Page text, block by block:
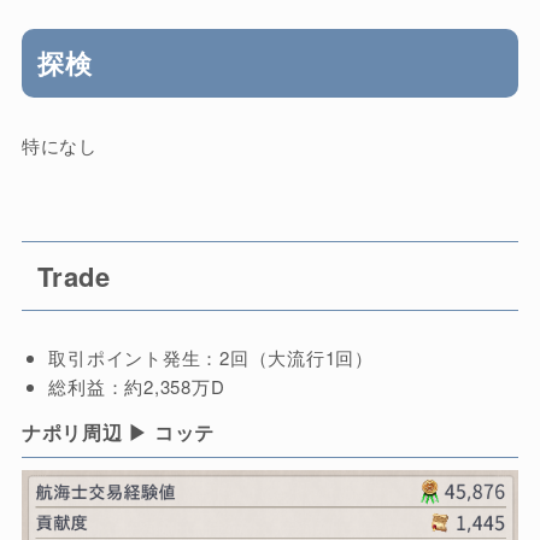
探検
特になし
Trade
取引ポイント発生：2回（大流行1回）
総利益：約2,358万D
ナポリ周辺 ▶ コッテ